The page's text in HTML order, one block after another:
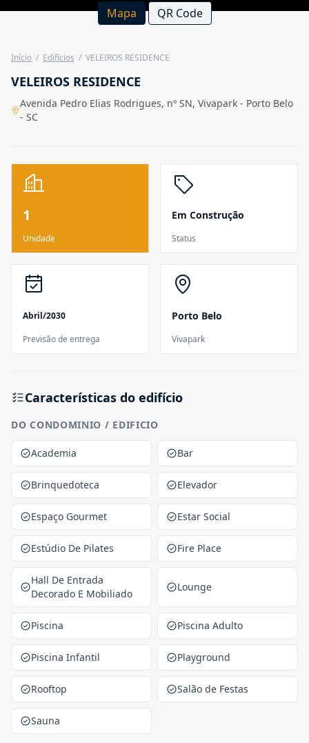
Mapa QR Code
Início / Edifícios / VELEIROS RESIDENCE
VELEIROS RESIDENCE
Avenida Pedro Elias Rodrigues, nº SN, Vivapark - Porto Belo
- SC
1
Unidade
Em Construção
Status
Abril/2030
Previsão de entrega
Porto Belo
Vivapark
Características do edifício
DO CONDOMINIO / EDIFICIO
Academia Bar
Brinquedoteca Elevador
Espaço Gourmet Estar Social
Estúdio De Pilates Fire Place
Hall De Entrada
Decorado E Mobiliado
Lounge
Piscina Piscina Adulto
Piscina Infantil Playground
Rooftop Salão de Festas
Sauna